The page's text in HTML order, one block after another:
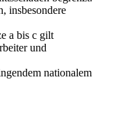
insbesondere
a bis c gilt
und
nationalem